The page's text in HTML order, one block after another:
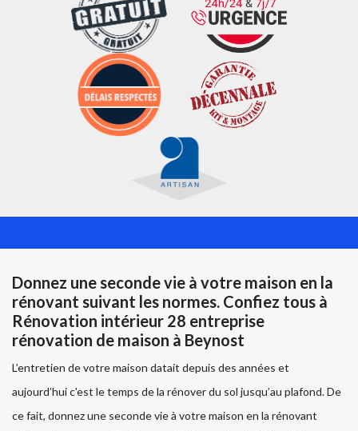
Donnez une seconde vie à votre maison en la
rénovant suivant les normes. Confiez tous à
Rénovation intérieur 28 entreprise
rénovation de maison à Beynost
L’entretien de votre maison datait depuis des années et
aujourd’hui c'est le temps de la rénover du sol jusqu’au plafond. De
ce fait, donnez une seconde vie à votre maison en la rénovant